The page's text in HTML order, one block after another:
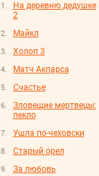
На деревню дедушке
2
Майкл
Холоп 3
Матч Акпарса
Счастье
Зловещие мертвецы:
пекло
Ушла по-чеховски
Старый орел
За любовь